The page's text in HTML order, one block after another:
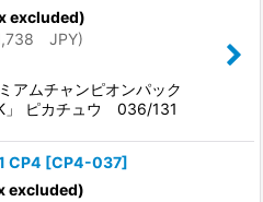
excluded)
JPY)
アムチャンピオンパック
」 ピカチュウ 036/131
CP4 [CP4-037]
excluded)